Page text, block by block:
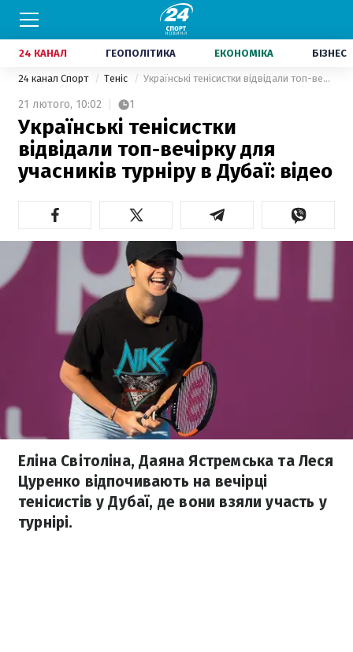
24 КАНАЛ ГЕОПОЛІТИКА ЕКОНОМІКА БІЗНЕС
24 канал Спорт Теніс Українські тенісистки відвідали топ-вечірку для учасників турніру в Дубаї: відео
21 лютого, 10:02 1
Українські тенісистки
відвідали топ-вечірку для
учасників турніру в Дубаї: відео
Еліна Світоліна, Даяна Ястремська та Леся
Цуренко відпочивають на вечірці
тенісистів у Дубаї, де вони взяли участь у
турнірі.